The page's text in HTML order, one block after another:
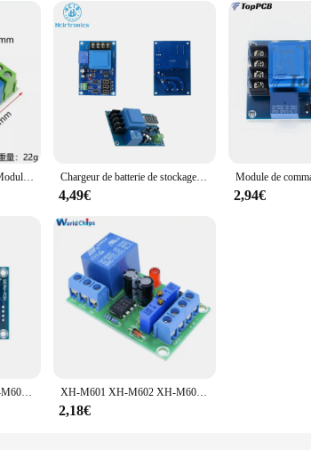
Panneau de Protection du Module de commande de charge de batterie au Lithium 12V 24V, panneau de chargeur de batterie XH-M600 XH-M601 XH-M602 XH-M603 XH-M604 Chargeur de batterie de stockage au lithium AC 220V, contrôle numérique XH-M602, charge de la batterie, technologie de contrôle, interrupteur de commande, panneau de protection
4,49€ 2,94€
XH-M601 XH-M602 XH-M603 XH-M609 XH-M214 XH-M802 12V-36V Digital Control Batterie Lithium Protection Conseil Chargeur Tech XH-M601 XH-M602 XH-M603 XH-M604 Numérique LED Affichage Batterie Au Lithium Chargeur Commutateur De Commande Protection Conseil Tech 12V 24V 6-60V
2,18€